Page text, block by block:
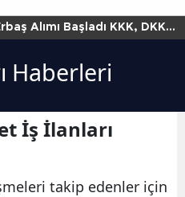
Alımı Başladı KKK, DKK
Haberleri
İş İlanları
takip edenler için